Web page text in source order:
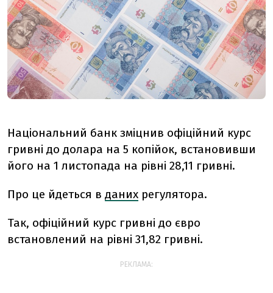
Національний банк зміцнив офіційний курс
гривні до долара на 5 копійок, встановивши
його на 1 листопада на рівні 28,11 гривні.
Про це йдеться в даних регулятора.
Так, офіційний курс гривні до євро
встановлений на рівні 31,82 гривні.
РЕКЛАМА: